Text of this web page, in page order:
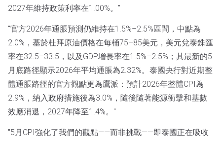
2027年維持政策利率在1.00%。"
"官方2026年通脹預測仍維持在1.5%–2.5%區間，中點為
2.0%，基於杜拜原油價格在每桶75–85美元，美元兌泰銖匯
率在32.5–33.5，以及GDP增長率在1.5%–2.5%；其最新的5
月底路徑顯示2026年平均通脹為2.32%。泰國央行對近期整
體通脹路徑的官方觀點更為鷹派：預計2026年整體CPI為
2.9%，納入政府措施後為3.0%，隨後隨著能源衝擊和基數
效應消退，2027年降至1.4%。"
"5月CPI強化了我們的觀點——而非挑戰——即泰國正在吸收